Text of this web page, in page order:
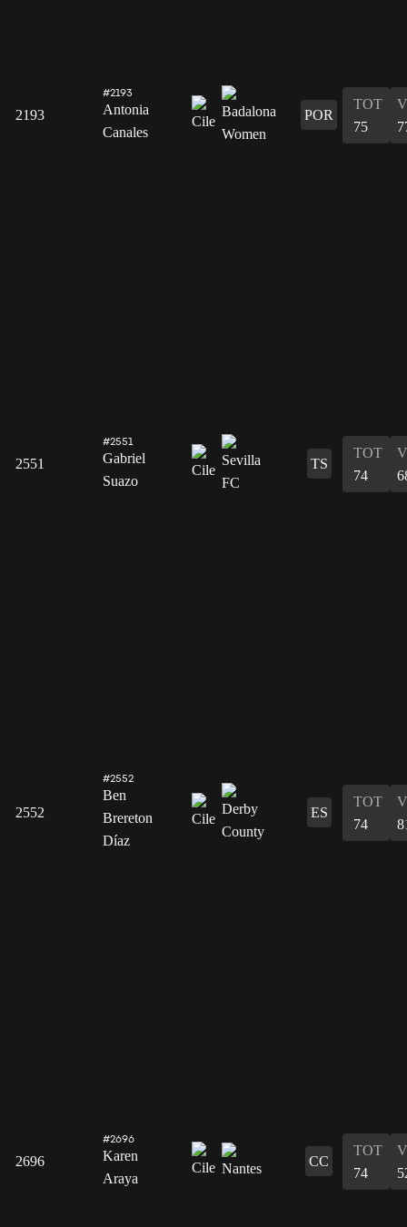
2193
#2193
Antonia
Canales
POR
TOT
75
2551
#2551
Gabriel
Suazo
TS
TOT
74
2552
#2552
Ben
Brereton
Díaz
ES
TOT
74
2696
#2696
Karen
Araya
CC
TOT
74